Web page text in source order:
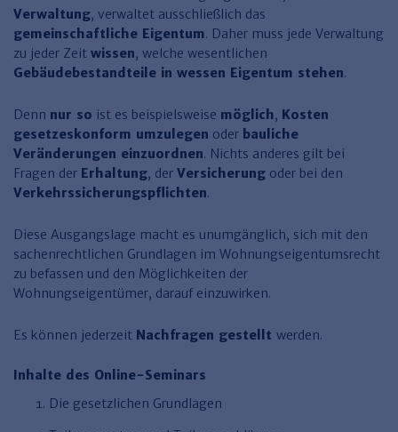
Personalmanagement und
Organisation
Personalentwicklung und
Talentmanagement
Entgeltabrechnung
Steuerkanzlei und Gebühren
Software und Tools
Familien- und Erbrecht
Miet- und WE-Recht
Rechtsanwaltskanzlei und Gebühren
Wirtschaftsrecht
Sozialrecht
Insolvenzrecht
Medizinrecht
Miet- und Bestandsverwaltung
WEG-Verwaltung
Immobilienverwaltung
Finden Sie Ihr Thema
TV-L
Kommunale Finanzen
SGB & Sozialwesen
Arbeitsschutz & BGM
Arbeitsschutz
Betriebliches
Gesundheitsmanagement
Zurück
Produktpräsentationen
Finden Sie Ihr Thema
Haufe Personal Office
Haufe Finance Office
Sozialrechtprodukte
Haufe Arbeitsschutz
Haufe TVöD/TV-L Office
Verwaltung, verwaltet ausschließlich das
gemeinschaftliche Eigentum. Daher muss jede Verwaltung
zu jeder Zeit wissen, welche wesentlichen
Gebäudebestandteile in wessen Eigentum stehen.
Denn nur so ist es beispielsweise möglich, Kosten
gesetzeskonform umzulegen oder bauliche
Veränderungen einzuordnen. Nichts anderes gilt bei
Fragen der Erhaltung, der Versicherung oder bei den
Verkehrssicherungspflichten.
Diese Ausgangslage macht es unumgänglich, sich mit den
sachenrechtlichen Grundlagen im Wohnungseigentumsrecht
zu befassen und den Möglichkeiten der
Wohnungseigentümer, darauf einzuwirken.
Es können jederzeit Nachfragen gestellt werden.
Inhalte des Online-Seminars
Die gesetzlichen Grundlagen